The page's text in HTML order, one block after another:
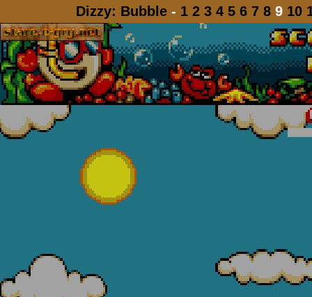
Dizzy: Bubble - 1 2 3 4 5 6 7 8 9 10